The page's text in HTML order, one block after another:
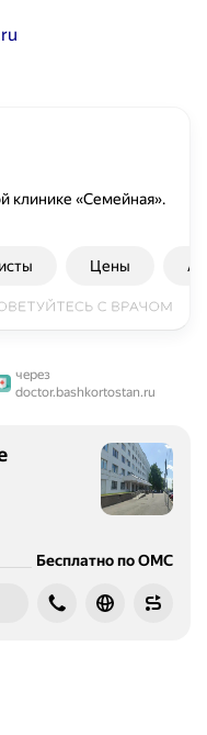
клинике «Семейная».
Цены
через
doctor.bashkortostan.ru
Бесплатно по ОМС